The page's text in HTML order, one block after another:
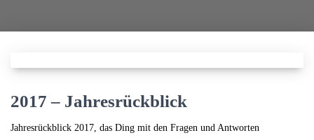
2017 – Jahresrückblick
Jahresrückblick 2017, das Ding mit den Fragen und Antworten